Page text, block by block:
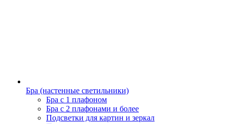
Бра (настенные светильники)
Бра с 1 плафоном
Бра с 2 плафонами и более
Подсветки для картин и зеркал